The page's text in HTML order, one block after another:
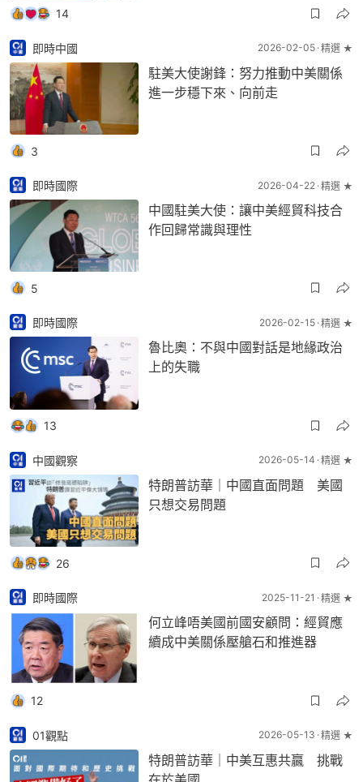
14
即時中國 2026-02-05 精選 ★
駐美大使謝鋒：努力推動中美關係
進一步穩下來、向前走
3
即時國際 2026-04-22 精選 ★
中國駐美大使：讓中美經貿科技合
作回歸常識與理性
5
即時國際 2026-02-15 精選 ★
魯比奧：不與中國對話是地緣政治
上的失職
13
中國觀察 2026-05-14 精選 ★
特朗普訪華｜中國直面問題 美國
只想交易問題
26
即時國際 2025-11-21 精選 ★
何立峰唔美國前國安顧問：經貿應
續成中美關係壓艙石和推進器
12
01觀點 2026-05-13 精選 ★
特朗普訪華｜中美互惠共贏 挑戰